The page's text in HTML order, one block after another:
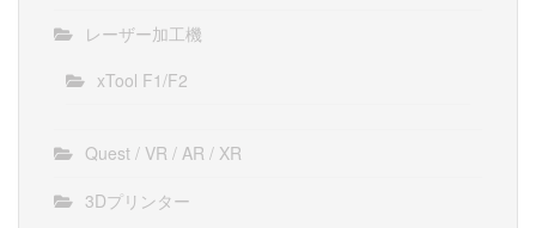
レーザー加工機
xTool F1/F2
Quest / VR / AR / XR
3Dプリンター